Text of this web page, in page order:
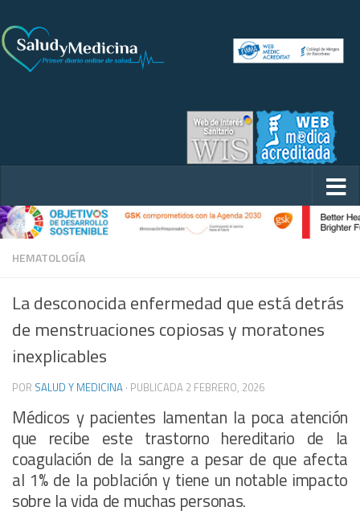
HEMATOLOGÍA
La desconocida enfermedad que está detrás
de menstruaciones copiosas y moratones
inexplicables
POR SALUD Y MEDICINA · PUBLICADA 2 FEBRERO, 2026
Médicos y pacientes lamentan la poca atención
que recibe este trastorno hereditario de la
coagulación de la sangre a pesar de que afecta
al 1% de la población y tiene un notable impacto
sobre la vida de muchas personas.